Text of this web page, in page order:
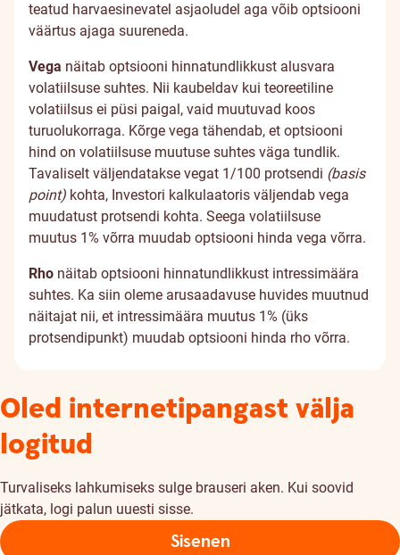
teatud harvaesinevatel asjaoludel aga võib optsiooni
väärtus ajaga suureneda.
Vega näitab optsiooni hinnatundlikkust alusvara
volatiilsuse suhtes. Nii kaubeldav kui teoreetiline
volatiilsus ei püsi paigal, vaid muutuvad koos
turuolukorraga. Kõrge vega tähendab, et optsiooni
hind on volatiilsuse muutuse suhtes väga tundlik.
Tavaliselt väljendatakse vegat 1/100 protsendi (basis
point) kohta, Investori kalkulaatoris väljendab vega
muudatust protsendi kohta. Seega volatiilsuse
muutus 1% võrra muudab optsiooni hinda vega võrra.
Rho näitab optsiooni hinnatundlikkust intressimäära
suhtes. Ka siin oleme arusaadavuse huvides muutnud
näitajat nii, et intressimäära muutus 1% (üks
protsendipunkt) muudab optsiooni hinda rho võrra.
Oled internetipangast välja
logitud
Turvaliseks lahkumiseks sulge brauseri aken. Kui soovid
jätkata, logi palun uuesti sisse.
Sisenen